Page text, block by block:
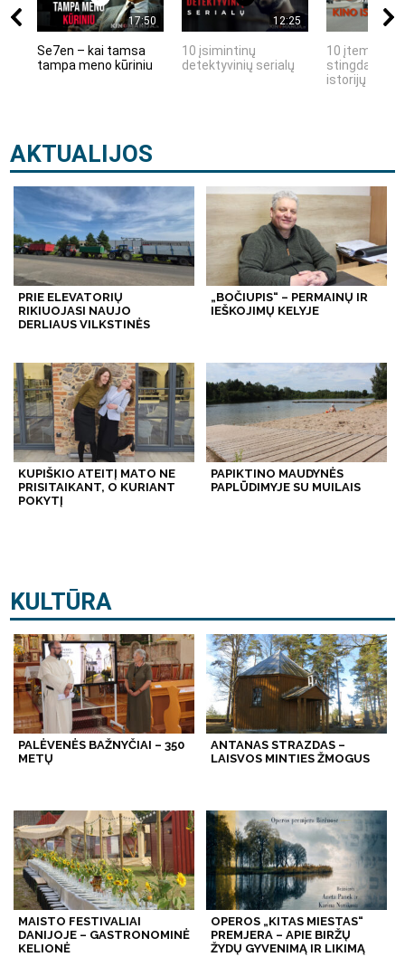
17:50
Se7en – kai tamsa
tampa meno kūriniu
12:25
10 įsimintinų
detektyvinių serialų
10 įtemptų,
stingdančių
istorijų
AKTUALIJOS
PRIE ELEVATORIŲ
RIKIUOJASI NAUJO
DERLIAUS VILKSTINĖS
„BOČIUPIS“ – PERMAINŲ IR
IEŠKOJIMŲ KELYJE
KUPIŠKIO ATEITĮ MATO NE
PRISITAIKANT, O KURIANT
POKYTĮ
PAPIKTINO MAUDYNĖS
PAPLŪDIMYJE SU MUILAIS
KULTŪRA
PALĖVENĖS BAŽNYČIAI – 350
METŲ
ANTANAS STRAZDAS –
LAISVOS MINTIES ŽMOGUS
MAISTO FESTIVALIAI
DANIJOJE – GASTRONOMINĖ
KELIONĖ
OPEROS „KITAS MIESTAS“
PREMJERA – APIE BIRŽŲ
ŽYDŲ GYVENIMĄ IR LIKIMĄ